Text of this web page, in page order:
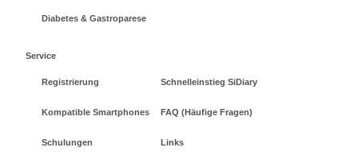
Diabetes & Gastroparese
Service
Registrierung Schnelleinstieg SiDiary
Kompatible Smartphones FAQ (Häufige Fragen)
Schulungen Links